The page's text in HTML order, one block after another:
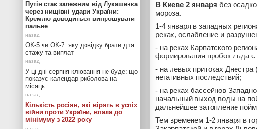
В Киеве 2 января без
мороза.
1-4 января в западных
реках, ослабление и
- на реках Карпатского
формирования пробок льда с
- на левых притоках
негативных последствий;
- на реках бассейнов
начальный выход воды на
дальнейшее затопление
Тем временем 1-2 января в
Путін стає залежним від Лукашенка
через нищівні удари України:
Кремлю доводиться випрошувати
пальне
ОК-5 чи ОК-7: яку довідку брати для
стажу та виплат
У ці дні серпня клювання не буде: що
показує календар риболова на
місяць
Кількість росіян, які вірять в успіх
війни проти України, впала до
мінімуму з 2022 року